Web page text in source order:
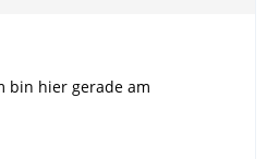
bin hier gerade am